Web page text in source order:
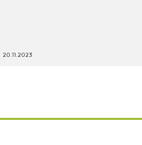
20.11.2023